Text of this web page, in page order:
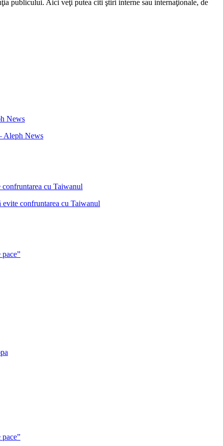
publicului. Aici veţi putea citi ştiri interne sau internaţionale, de
Aleph News
confruntarea cu Taiwanul